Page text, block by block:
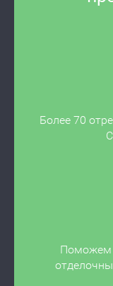
Более 70
Поможем